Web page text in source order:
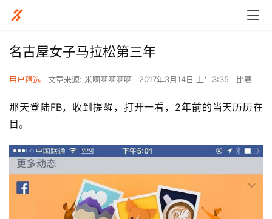
名古屋女子马拉松第三年
用户精选 文章来源: 米啊啊啊啊啊 2017年3月14日 上午3:35 比赛
那天登陆FB，收到提醒，打开一看，2年前的当天历历在
目。